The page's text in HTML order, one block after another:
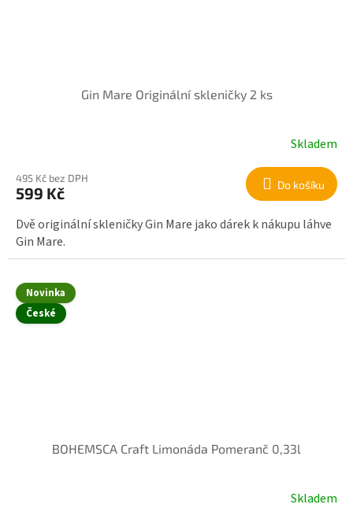
Gin Mare Originální skleničky 2 ks
Skladem
495 Kč bez DPH
599 Kč Do košíku
Dvě originální skleničky Gin Mare jako dárek k nákupu láhve
Gin Mare.
Novinka
České
BOHEMSCA Craft Limonáda Pomeranč 0,33l
Skladem